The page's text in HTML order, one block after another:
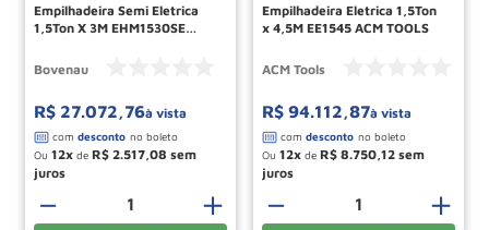
Empilhadeira Semi Eletrica
1,5Ton X 3M EHM1530SE
Bovenau
R$ 27.072 76à vista
Ou 12 de R$ 2.517 08
＋
－
Empilhadeira Eletrica 1,5Ton
x 4,5M EE1545 ACM TOOLS
ACM Tools
R$ 94.112 87à vista
Ou 12 de R$ 8.750 12
＋
－